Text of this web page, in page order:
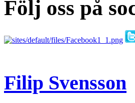
Följ oss på
Filip Svensson